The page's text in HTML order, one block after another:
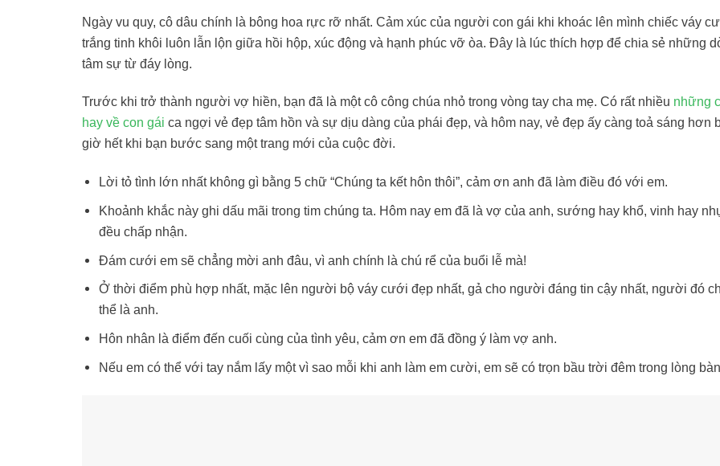
Ngày vu quy, cô dâu chính là bông hoa rực rỡ nhất. Cảm xúc của người con gái khi khoác lên mình chiếc váy
trắng tinh khôi luôn lẫn lộn giữa hồi hộp, xúc động và hạnh phúc vỡ òa. Đây là lúc thích hợp để chia sẻ những
tâm sự từ đáy lòng.
Trước khi trở thành người vợ hiền, bạn đã là một cô công chúa nhỏ trong vòng tay cha mẹ. Có rất nhiều những
hay về con gái ca ngợi vẻ đẹp tâm hồn và sự dịu dàng của phái đẹp, và hôm nay, vẻ đẹp ấy càng toả sáng hơn
giờ hết khi bạn bước sang một trang mới của cuộc đời.
Lời tỏ tình lớn nhất không gì bằng 5 chữ “Chúng ta kết hôn thôi”, cảm ơn anh đã làm điều đó với em.
Khoảnh khắc này ghi dấu mãi trong tim chúng ta. Hôm nay em đã là vợ của anh, sướng hay khổ, vinh hay
đều chấp nhận.
Đám cưới em sẽ chẳng mời anh đâu, vì anh chính là chú rể của buổi lễ mà!
Ở thời điểm phù hợp nhất, mặc lên người bộ váy cưới đẹp nhất, gả cho người đáng tin cậy nhất, người đó
thể là anh.
Hôn nhân là điểm đến cuối cùng của tình yêu, cảm ơn em đã đồng ý làm vợ anh.
Nếu em có thể với tay nắm lấy một vì sao mỗi khi anh làm em cười, em sẽ có trọn bầu trời đêm trong lòng